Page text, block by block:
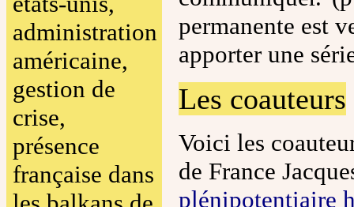
administration
américaine,
gestion de
crise,
présence
française dans
permanente est
apporter une
Les coauteurs
Voici les
de France
plénipotentiaire